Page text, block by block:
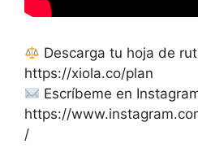
Descarga tu hoja de
https://xiola.co/plan
Escríbeme en
https://
/